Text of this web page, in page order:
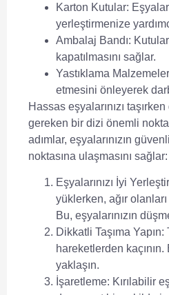
Karton Kutular:
yerleştirmenize
Ambalaj Bandı:
kapatılmasını sağlar.
Yastıklama
etmesini önleyerek
Hassas eşyalarınızı
gereken bir dizi önemli
adımlar, eşyalarınızın
noktasına ulaşmasını sağlar:
Eşyalarınızı İyi
yüklerken, ağır
Bu, eşyalarınızın
Dikkatli Taşıma Yapın:
hareketlerden
yaklaşın.
İşaretleme: Kırılabilir